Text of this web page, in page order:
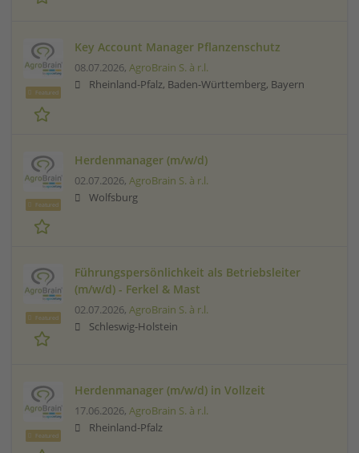
Featured
Key Account Manager Pflanzenschutz
08.07.2026, AgroBrain S. à r.l.
Rheinland-Pfalz, Baden-Württemberg, Bayern
Featured
Herdenmanager (m/w/d)
02.07.2026, AgroBrain S. à r.l.
Wolfsburg
Featured
Führungspersönlichkeit als Betriebsleiter
(m/w/d) - Ferkel & Mast
02.07.2026, AgroBrain S. à r.l.
Schleswig-Holstein
Featured
Herdenmanager (m/w/d) in Vollzeit
17.06.2026, AgroBrain S. à r.l.
Rheinland-Pfalz